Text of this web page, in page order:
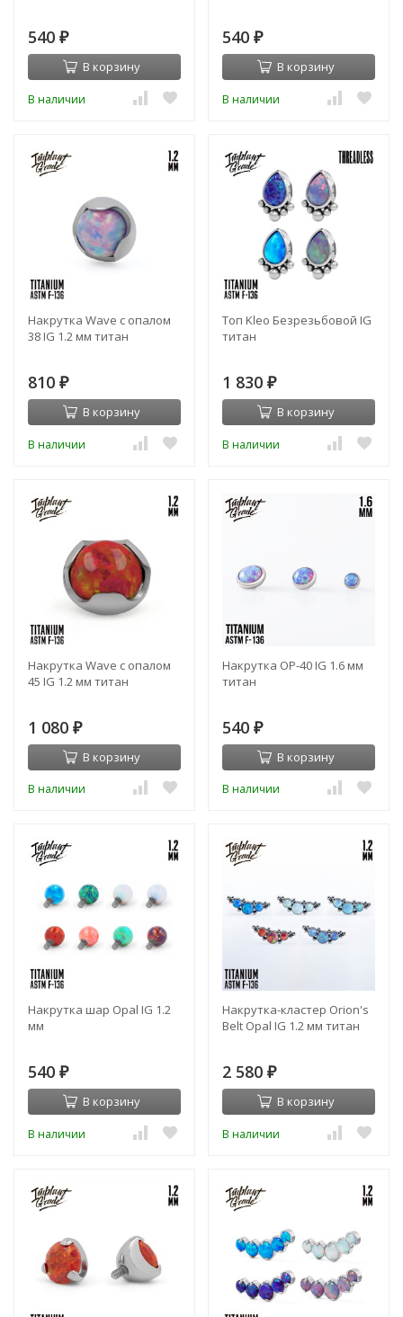
540 ₽
В корзину
В наличии
540 ₽
В корзину
В наличии
Накрутка Wave с опалом
38 IG 1.2 мм титан
810 ₽
В корзину
В наличии
Топ Kleo Безрезьбовой IG
титан
1 830 ₽
В корзину
В наличии
Накрутка Wave с опалом
45 IG 1.2 мм титан
1 080 ₽
В корзину
В наличии
Накрутка OP-40 IG 1.6 мм
титан
540 ₽
В корзину
В наличии
Накрутка шар Opal IG 1.2
мм
540 ₽
В корзину
В наличии
Накрутка-кластер Orion's
Belt Opal IG 1.2 мм титан
2 580 ₽
В корзину
В наличии